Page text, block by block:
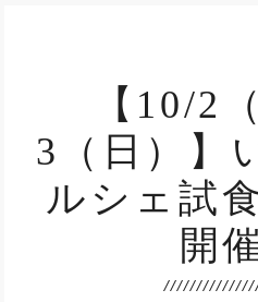
【10/2
3（日）】
ルシェ試
開